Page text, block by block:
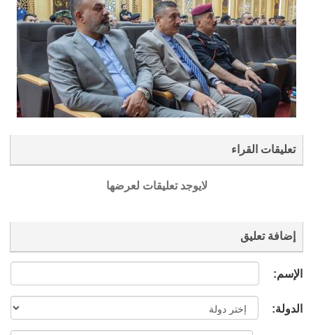
تعليقات القراء
لايوجد تعليقات لعرضها
إضافة تعليق
الإسم:
الدولة: